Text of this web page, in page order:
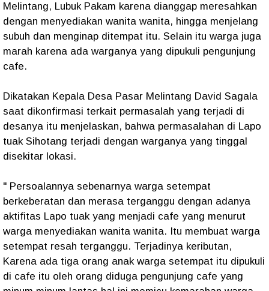
Melintang, Lubuk Pakam karena dianggap meresahkan
dengan menyediakan wanita wanita, hingga menjelang
subuh dan menginap ditempat itu. Selain itu warga juga
marah karena ada warganya yang dipukuli pengunjung
cafe.
Dikatakan Kepala Desa Pasar Melintang David Sagala
saat dikonfirmasi terkait permasalah yang terjadi di
desanya itu menjelaskan, bahwa permasalahan di Lapo
tuak Sihotang terjadi dengan warganya yang tinggal
disekitar lokasi.
" Persoalannya sebenarnya warga setempat
berkeberatan dan merasa terganggu dengan adanya
aktifitas Lapo tuak yang menjadi cafe yang menurut
warga menyediakan wanita wanita. Itu membuat warga
setempat resah terganggu. Terjadinya keributan,
Karena ada tiga orang anak warga setempat itu dipukuli
di cafe itu oleh orang diduga pengunjung cafe yang